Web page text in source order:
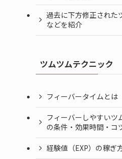
過去に下方修正された
などを紹介
ツムツムテクニック
フィーバータイムとは
フィーバーしやすいツ
の条件・効果時間・コ
経験値（EXP）の稼ぎ